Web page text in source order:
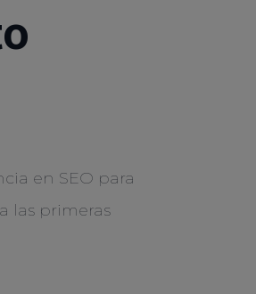
en SEO para
las primeras